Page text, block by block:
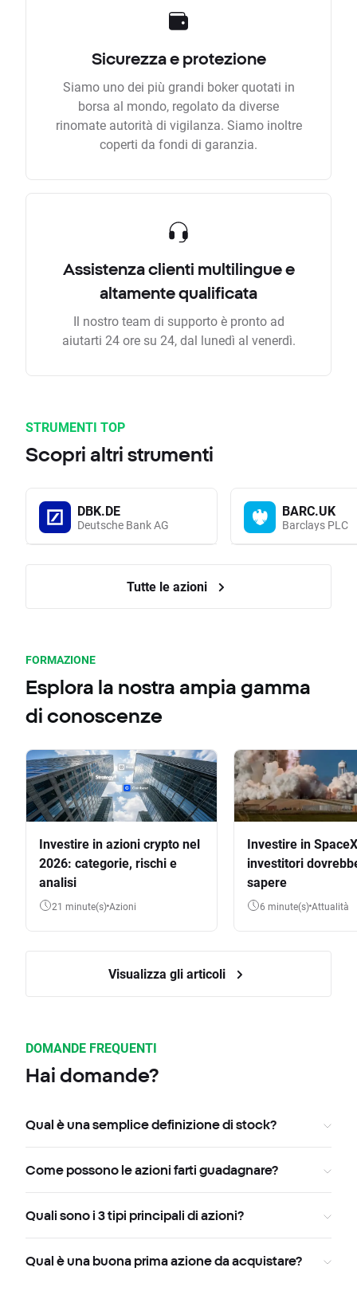
Sicurezza e protezione
Siamo uno dei più grandi boker quotati in
borsa al mondo, regolato da diverse
rinomate autorità di vigilanza. Siamo inoltre
coperti da fondi di garanzia.
Assistenza clienti multilingue e
altamente qualificata
Il nostro team di supporto è pronto ad
aiutarti 24 ore su 24, dal lunedì al venerdì.
STRUMENTI TOP
Scopri altri strumenti
DBK.DE
Deutsche Bank AG
BARC.UK
Barclays PLC
Tutte le azioni
FORMAZIONE
Esplora la nostra ampia gamma
di conoscenze
Investire in azioni crypto nel
2026: categorie, rischi e
analisi
21 minute(s) Azioni
Investire in
investitori
sapere
6 minute(s) Attualità
Visualizza gli articoli
DOMANDE FREQUENTI
Hai domande?
Qual è una semplice definizione di stock?
Come possono le azioni farti guadagnare?
Quali sono i 3 tipi principali di azioni?
Qual è una buona prima azione da acquistare?